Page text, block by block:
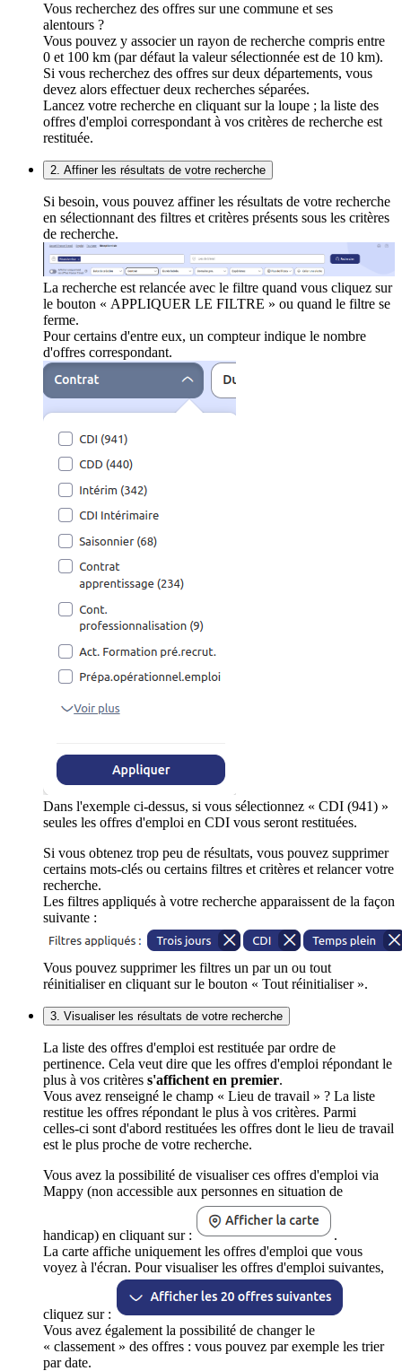
Vous recherchez des offres sur une commune et ses
alentours ?
Vous pouvez y associer un rayon de recherche compris entre
0 et 100 km (par défaut la valeur sélectionnée est de 10 km).
Si vous recherchez des offres sur deux départements, vous
devez alors effectuer deux recherches séparées.
Lancez votre recherche en cliquant sur la loupe ; la liste des
offres d'emploi correspondant à vos critères de recherche est
restituée.
2. Affiner les résultats de votre recherche
Si besoin, vous pouvez affiner les résultats de votre recherche
en sélectionnant des filtres et critères présents sous les critères
de recherche.
La recherche est relancée avec le filtre quand vous cliquez sur
le bouton « APPLIQUER LE FILTRE » ou quand le filtre se
ferme.
Pour certains d'entre eux, un compteur indique le nombre
d'offres correspondant.
Dans l'exemple ci-dessus, si vous sélectionnez « CDI (941) »
seules les offres d'emploi en CDI vous seront restituées.
Si vous obtenez trop peu de résultats, vous pouvez supprimer
certains mots-clés ou certains filtres et critères et relancer votre
recherche.
Les filtres appliqués à votre recherche apparaissent de la façon
suivante :
Vous pouvez supprimer les filtres un par un ou tout
réinitialiser en cliquant sur le bouton « Tout réinitialiser ».
3. Visualiser les résultats de votre recherche
La liste des offres d'emploi est restituée par ordre de
pertinence. Cela veut dire que les offres d'emploi répondant le
plus à vos critères s'affichent en premier.
Vous avez renseigné le champ « Lieu de travail » ? La liste
restitue les offres répondant le plus à vos critères. Parmi
celles-ci sont d'abord restituées les offres dont le lieu de travail
est le plus proche de votre recherche.
Vous avez la possibilité de visualiser ces offres d'emploi via
Mappy (non accessible aux personnes en situation de
handicap) en cliquant sur :
.
La carte affiche uniquement les offres d'emploi que vous
voyez à l'écran. Pour visualiser les offres d'emploi suivantes,
cliquez sur :
Vous avez également la possibilité de changer le
« classement » des offres : vous pouvez par exemple les trier
par date.